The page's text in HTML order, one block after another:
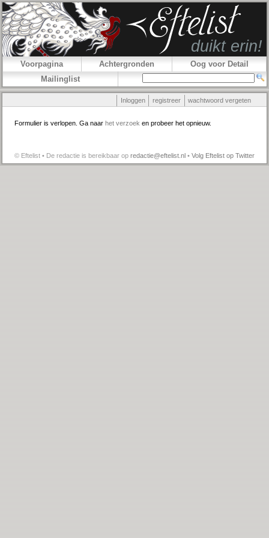
Voorpagina Achtergronden
Oog voor Detail
Mailinglist
Inloggen registreer wachtwoord vergeten
Formulier is verlopen. Ga naar het verzoek en probeer het opnieuw.
© Eftelist • De redactie is bereikbaar op redactie@eftelist.nl • Volg Eftelist op Twitter